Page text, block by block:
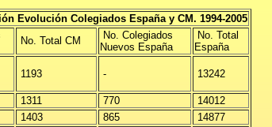
Evolución Colegiados España y CM. 1994-2005
No. Total CM
No. Colegiados
Nuevos España
No. Total
España
1193 - 13242
1311 770
14012
1403 865
14877